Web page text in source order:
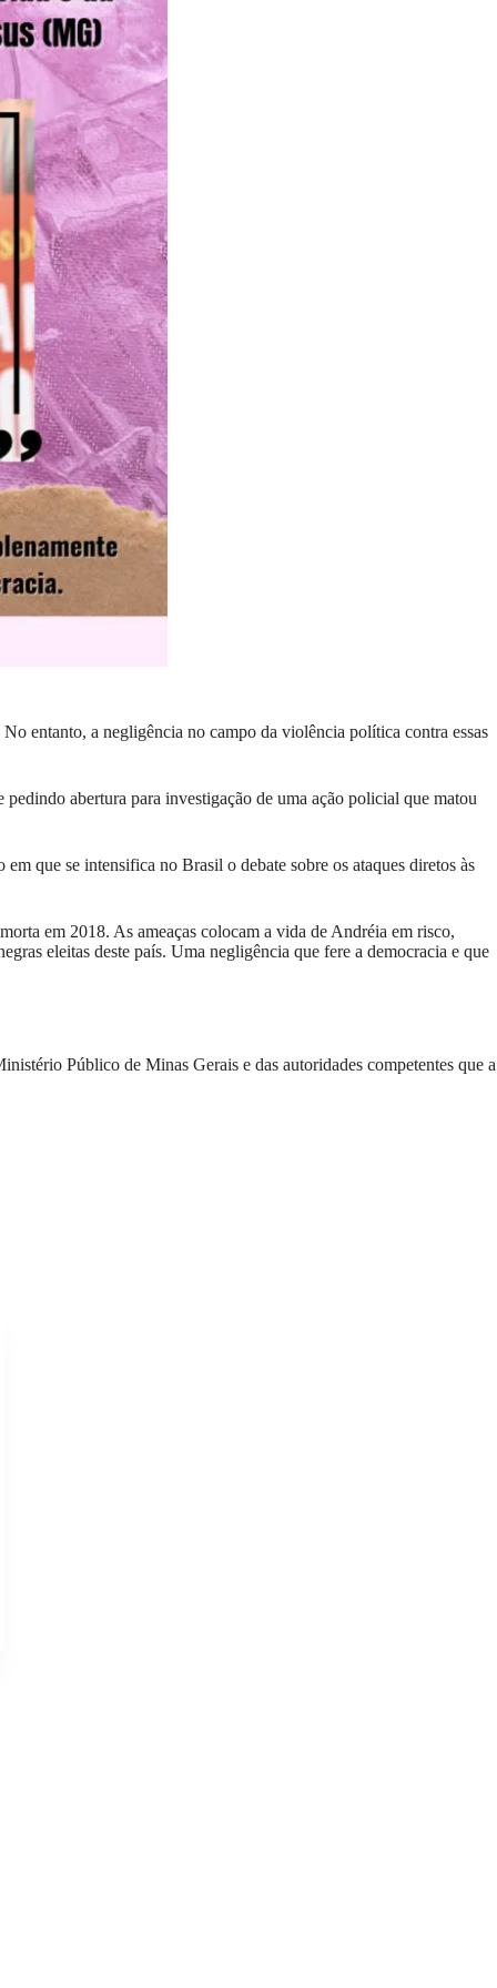
entanto, a negligência no campo da violência política contra essas
abertura para investigação de uma ação policial que matou
que se intensifica no Brasil o debate sobre os ataques diretos às
em 2018. As ameaças colocam a vida de Andréia em risco,
eleitas deste país. Uma negligência que fere a democracia e que
Público de Minas Gerais e das autoridades competentes que a